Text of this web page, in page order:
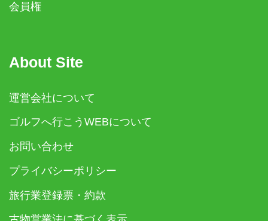
会員権
About Site
運営会社について
ゴルフへ行こうWEBについて
お問い合わせ
プライバシーポリシー
旅行業登録票・約款